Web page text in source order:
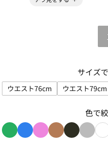
サイズ
ウエスト76cm
サイズで絞り込み: ウエ
ウエスト79cm
サイズ
色で